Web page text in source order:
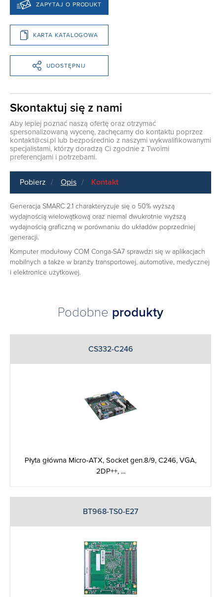
ZAPYTAJ O PRODUKT
KARTA KATALOGOWA
UDOSTĘPNIJ
Skontaktuj się z nami
Aby lepiej poznać naszą ofertę oraz otrzymać
spersonalizowaną wycenę, zachęcamy do kontaktu poprzez
kontakt@csi.pl lub bezpośrednio z naszymi wykwalifikowanymi
specjalistami, którzy doradzą Ci zgodnie z Twoimi
preferencjami i potrzebami.
Pobierz Opis Kontakt
Generacja SMARC 2.1 charakteryzuje się o 50% wyższą
wydajnością wielowątkową oraz niemal dwukrotnie wyższą
wydajnością graficzną w porównaniu do układów poprzedniej
generacji.
Komputer modułowy COM Conga-SA7 sprawdzi się w aplikacjach
mobilnych a także w branży transportowej, automotive, medycznej
i elektronice użytkowej.
Podobne produkty
CS332-C246
Płyta główna Micro-ATX, Socket gen.8/9, C246, VGA,
2DP++, ...
BT968-TS0-E27